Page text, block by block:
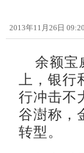
2013年11月26日
余额宝
上，银行
行冲击不
谷澍称，
转型。